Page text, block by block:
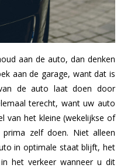
aan de auto, dan denken
aan de garage, want dat is
de auto laat doen door
terecht, want uw auto
van het kleine (wekelijkse of
zelf doen. Niet alleen
in optimale staat blijft, het
het verkeer wanneer u dit